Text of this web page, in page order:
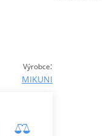
Výrobce:
MIKUNI